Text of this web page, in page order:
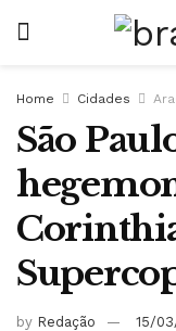
Home Cidades
São
by Redação 15/